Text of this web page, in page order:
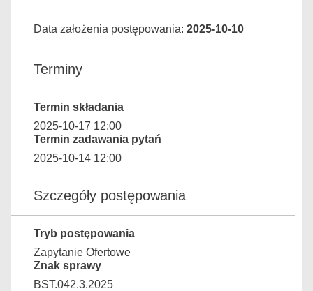
Data założenia postępowania: 2025-10-10
Terminy
Termin składania
2025-10-17 12:00
Termin zadawania pytań
2025-10-14 12:00
Szczegóły postępowania
Tryb postępowania
Zapytanie Ofertowe
Znak sprawy
BST.042.3.2025